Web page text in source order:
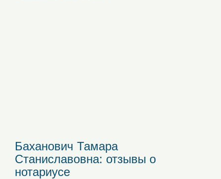
Баханович Тамара
Станиславовна: отзывы о
нотариусе